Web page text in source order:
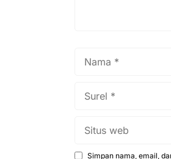
Simpan nama, email,